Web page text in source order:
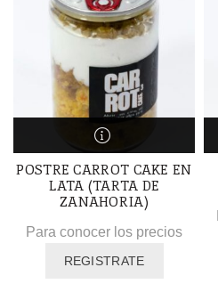
POSTRE CARROT CAKE EN
LATA (TARTA DE
ZANAHORIA)
Para conocer los precios
REGISTRATE